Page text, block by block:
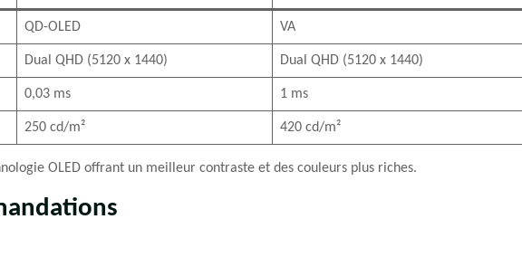
QD-OLED VA
Dual QHD (5120 x 1440) Dual QHD (5120 x 1440)
0,03 ms 1 ms
250 cd/m² 420 cd/m²
OLED offrant un meilleur contraste et des couleurs plus riches.